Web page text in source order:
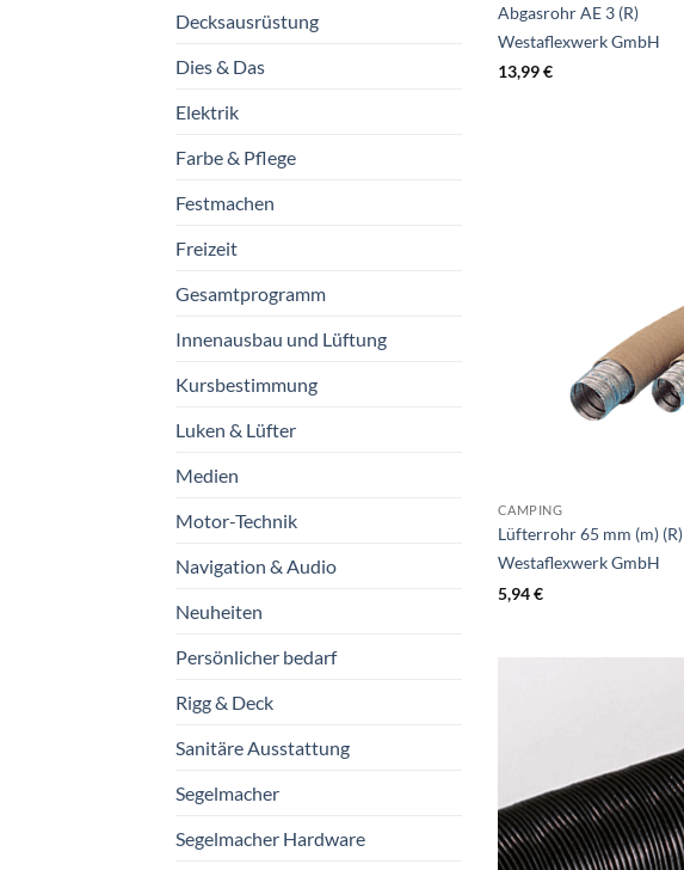
Decksausrüstung
Dies & Das
Elektrik
Farbe & Pflege
Festmachen
Freizeit
Gesamtprogramm
Innenausbau und Lüftung
Kursbestimmung
Luken & Lüfter
Medien
Motor-Technik
Navigation & Audio
Neuheiten
Persönlicher bedarf
Rigg & Deck
Sanitäre Ausstattung
Segelmacher
Segelmacher Hardware
Abgasrohr AE 3 (R)
Westaflexwerk GmbH
13,99€
CAMPING
Lüfterrohr 65 mm (m) (R)
Westaflexwerk GmbH
5,94€